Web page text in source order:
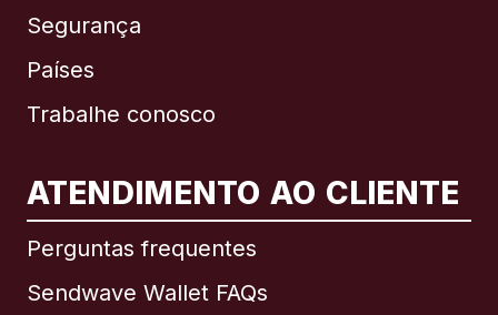
Segurança
Países
Trabalhe conosco
ATENDIMENTO AO CLIENTE
Perguntas frequentes
Sendwave Wallet FAQs
Internacional English